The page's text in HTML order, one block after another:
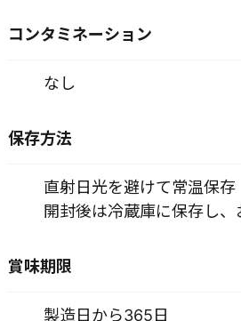
コンタミネーション
なし
保存方法
直射日光を避けて常温保存
開封後は冷蔵庫に保存し
賞味期限
製造日から365日